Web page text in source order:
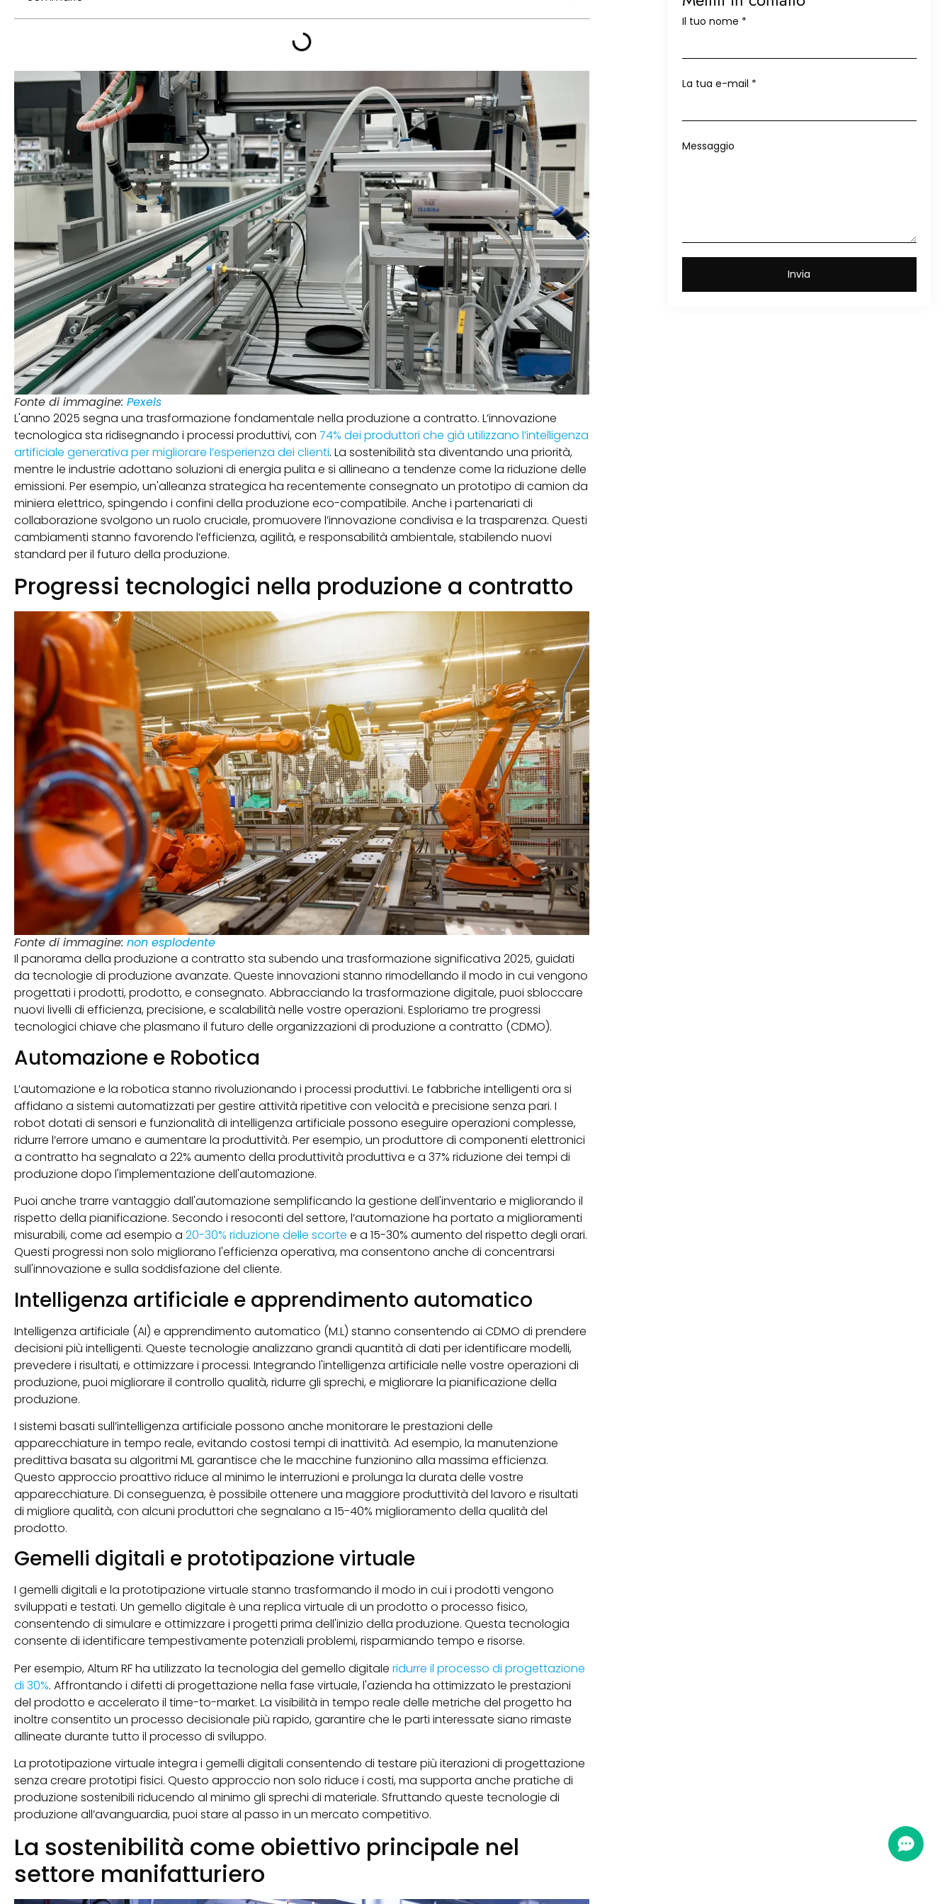
Fonte di immagine:Pexels
L'anno 2025 segna una trasformazione fondamentale nella produzione a contratto. L’innovazione
tecnologica sta ridisegnando i processi produttivi, con 74% dei produttori che già utilizzano l’intelligenza
artificiale generativa per migliorare l’esperienza dei clienti. La sostenibilità sta diventando una priorità,
mentre le industrie adottano soluzioni di energia pulita e si allineano a tendenze come la riduzione delle
emissioni. Per esempio, un'alleanza strategica ha recentemente consegnato un prototipo di camion da
miniera elettrico, spingendo i confini della produzione eco-compatibile. Anche i partenariati di
collaborazione svolgono un ruolo cruciale, promuovere l’innovazione condivisa e la trasparenza. Questi
cambiamenti stanno favorendo l’efficienza, agilità, e responsabilità ambientale, stabilendo nuovi
standard per il futuro della produzione.
Progressi tecnologici nella produzione a contratto
Fonte di immagine:non esplodente
Il panorama della produzione a contratto sta subendo una trasformazione significativa 2025, guidati
da tecnologie di produzione avanzate. Queste innovazioni stanno rimodellando il modo in cui vengono
progettati i prodotti, prodotto, e consegnato. Abbracciando la trasformazione digitale, puoi sbloccare
nuovi livelli di efficienza, precisione, e scalabilità nelle vostre operazioni. Esploriamo tre progressi
tecnologici chiave che plasmano il futuro delle organizzazioni di produzione a contratto (CDMO).
Automazione e Robotica
L’automazione e la robotica stanno rivoluzionando i processi produttivi. Le fabbriche intelligenti ora si
affidano a sistemi automatizzati per gestire attività ripetitive con velocità e precisione senza pari. I
robot dotati di sensori e funzionalità di intelligenza artificiale possono eseguire operazioni complesse,
ridurre l’errore umano e aumentare la produttività. Per esempio, un produttore di componenti elettronici
a contratto ha segnalato a 22% aumento della produttività produttiva e a 37% riduzione dei tempi di
produzione dopo l'implementazione dell'automazione.
Puoi anche trarre vantaggio dall'automazione semplificando la gestione dell'inventario e migliorando il
rispetto della pianificazione. Secondo i resoconti del settore, l’automazione ha portato a miglioramenti
misurabili, come ad esempio a 20-30% riduzione delle scorte e a 15-30% aumento del rispetto degli orari.
Questi progressi non solo migliorano l'efficienza operativa, ma consentono anche di concentrarsi
sull'innovazione e sulla soddisfazione del cliente.
Intelligenza artificiale e apprendimento automatico
Intelligenza artificiale (AI) e apprendimento automatico (M.L) stanno consentendo ai CDMO di prendere
decisioni più intelligenti. Queste tecnologie analizzano grandi quantità di dati per identificare modelli,
prevedere i risultati, e ottimizzare i processi. Integrando l'intelligenza artificiale nelle vostre operazioni di
produzione, puoi migliorare il controllo qualità, ridurre gli sprechi, e migliorare la pianificazione della
produzione.
I sistemi basati sull’intelligenza artificiale possono anche monitorare le prestazioni delle
apparecchiature in tempo reale, evitando costosi tempi di inattività. Ad esempio, la manutenzione
predittiva basata su algoritmi ML garantisce che le macchine funzionino alla massima efficienza.
Questo approccio proattivo riduce al minimo le interruzioni e prolunga la durata delle vostre
apparecchiature. Di conseguenza, è possibile ottenere una maggiore produttività del lavoro e risultati
di migliore qualità, con alcuni produttori che segnalano a 15-40% miglioramento della qualità del
prodotto.
Gemelli digitali e prototipazione virtuale
I gemelli digitali e la prototipazione virtuale stanno trasformando il modo in cui i prodotti vengono
sviluppati e testati. Un gemello digitale è una replica virtuale di un prodotto o processo fisico,
consentendo di simulare e ottimizzare i progetti prima dell'inizio della produzione. Questa tecnologia
consente di identificare tempestivamente potenziali problemi, risparmiando tempo e risorse.
Per esempio, Altum RF ha utilizzato la tecnologia del gemello digitale ridurre il processo di progettazione
di 30%. Affrontando i difetti di progettazione nella fase virtuale, l'azienda ha ottimizzato le prestazioni
del prodotto e accelerato il time-to-market. La visibilità in tempo reale delle metriche del progetto ha
inoltre consentito un processo decisionale più rapido, garantire che le parti interessate siano rimaste
allineate durante tutto il processo di sviluppo.
La prototipazione virtuale integra i gemelli digitali consentendo di testare più iterazioni di progettazione
senza creare prototipi fisici. Questo approccio non solo riduce i costi, ma supporta anche pratiche di
produzione sostenibili riducendo al minimo gli sprechi di materiale. Sfruttando queste tecnologie di
produzione all’avanguardia, puoi stare al passo in un mercato competitivo.
La sostenibilità come obiettivo principale nel
settore manifatturiero
Il tuo nome *
La tua e-mail *
Messaggio
Invia